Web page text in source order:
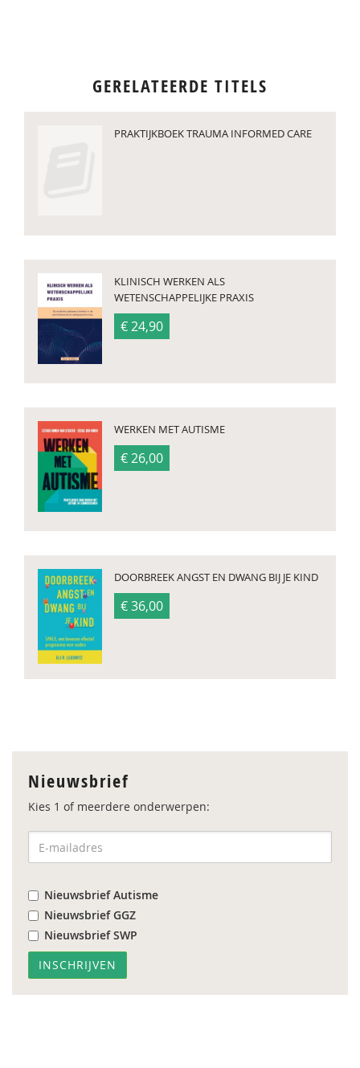
GERELATEERDE TITELS
PRAKTIJKBOEK TRAUMA INFORMED CARE
KLINISCH WERKEN ALS
WETENSCHAPPELIJKE PRAXIS
€ 24,90
WERKEN MET AUTISME
€ 26,00
DOORBREEK ANGST EN DWANG BIJ JE KIND
€ 36,00
Nieuwsbrief
Kies 1 of meerdere onderwerpen:
Nieuwsbrief Autisme
Nieuwsbrief GGZ
Nieuwsbrief SWP